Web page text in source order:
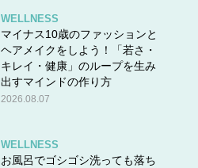
WELLNESS
マイナス10歳のファッションと
ヘアメイクをしよう！「若さ・
キレイ・健康」のループを生み
出すマインドの作り方
2026.08.07
WELLNESS
お風呂でゴシゴシ洗っても落ち